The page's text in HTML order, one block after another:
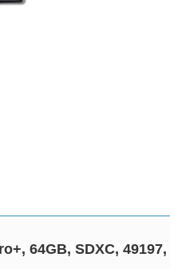
64GB, SDXC, 49197,